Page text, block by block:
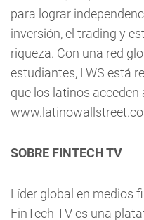
para lograr
inversión, el trading y
riqueza. Con una red
estudiantes, LWS está
que los latinos
SOBRE FINTECH TV
Líder global en medios
FinTech TV es una